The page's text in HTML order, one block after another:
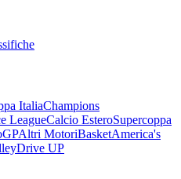
ItaliaChampions
LeagueCalcio EsteroSupercoppa
Altri MotoriBasketAmerica's
Drive UP